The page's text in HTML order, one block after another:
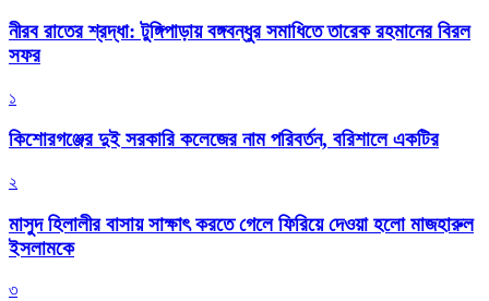
নীরব রাতের শ্রদ্ধা: টুঙ্গিপাড়ায় বঙ্গবন্ধুর সমাধিতে তারেক রহমানের বিরল
সফর
১
কিশোরগঞ্জের দুই সরকারি কলেজের নাম পরিবর্তন, বরিশালে একটির
২
মাসুদ হিলালীর বাসায় সাক্ষাৎ করতে গেলে ফিরিয়ে দেওয়া হলো মাজহারুল
ইসলামকে
৩